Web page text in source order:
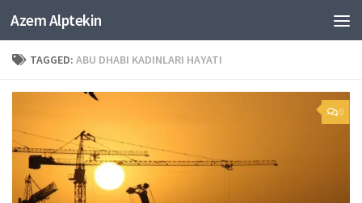
Skip to content
Azem Alptekin
TAGGED: ABU DHABI KADINLARI HAYATI
0